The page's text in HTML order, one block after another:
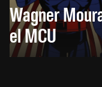
Wagner
el MCU